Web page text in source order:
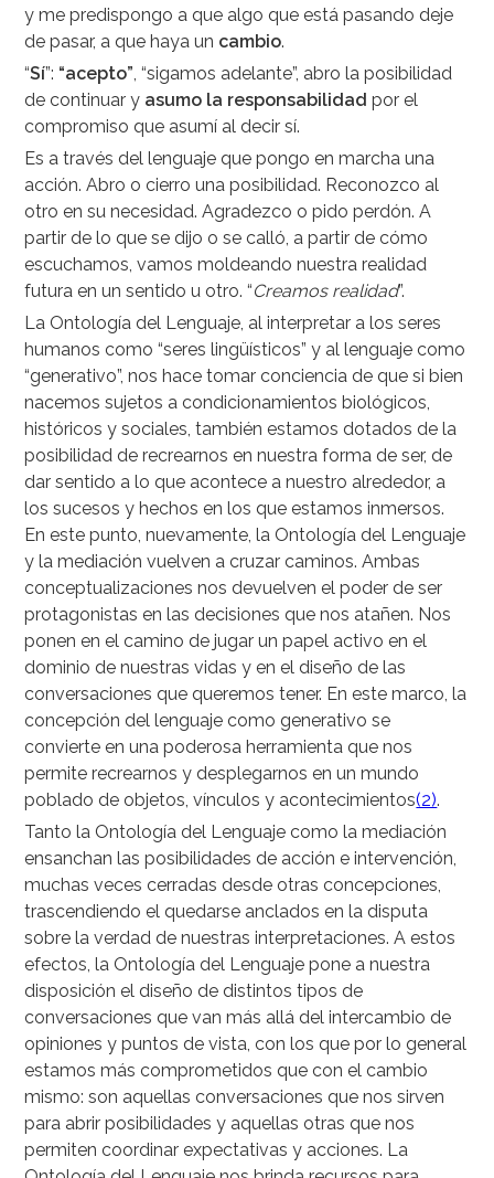
y me predispongo a que algo que está pasando deje
de pasar, a que haya un cambio.
“Sí”: “acepto”, “sigamos adelante”, abro la posibilidad
de continuar y asumo la responsabilidad por el
compromiso que asumí al decir sí.
Es a través del lenguaje que pongo en marcha una
acción. Abro o cierro una posibilidad. Reconozco al
otro en su necesidad. Agradezco o pido perdón. A
partir de lo que se dijo o se calló, a partir de cómo
escuchamos, vamos moldeando nuestra realidad
futura en un sentido u otro. “Creamos realidad”.
La Ontología del Lenguaje, al interpretar a los seres
humanos como “seres lingüísticos” y al lenguaje como
“generativo”, nos hace tomar conciencia de que si bien
nacemos sujetos a condicionamientos biológicos,
históricos y sociales, también estamos dotados de la
posibilidad de recrearnos en nuestra forma de ser, de
dar sentido a lo que acontece a nuestro alrededor, a
los sucesos y hechos en los que estamos inmersos.
En este punto, nuevamente, la Ontología del Lenguaje
y la mediación vuelven a cruzar caminos. Ambas
conceptualizaciones nos devuelven el poder de ser
protagonistas en las decisiones que nos atañen. Nos
ponen en el camino de jugar un papel activo en el
dominio de nuestras vidas y en el diseño de las
conversaciones que queremos tener. En este marco, la
concepción del lenguaje como generativo se
convierte en una poderosa herramienta que nos
permite recrearnos y desplegarnos en un mundo
poblado de objetos, vínculos y acontecimientos(2).
Tanto la Ontología del Lenguaje como la mediación
ensanchan las posibilidades de acción e intervención,
muchas veces cerradas desde otras concepciones,
trascendiendo el quedarse anclados en la disputa
sobre la verdad de nuestras interpretaciones. A estos
efectos, la Ontología del Lenguaje pone a nuestra
disposición el diseño de distintos tipos de
conversaciones que van más allá del intercambio de
opiniones y puntos de vista, con los que por lo general
estamos más comprometidos que con el cambio
mismo: son aquellas conversaciones que nos sirven
para abrir posibilidades y aquellas otras que nos
permiten coordinar expectativas y acciones. La